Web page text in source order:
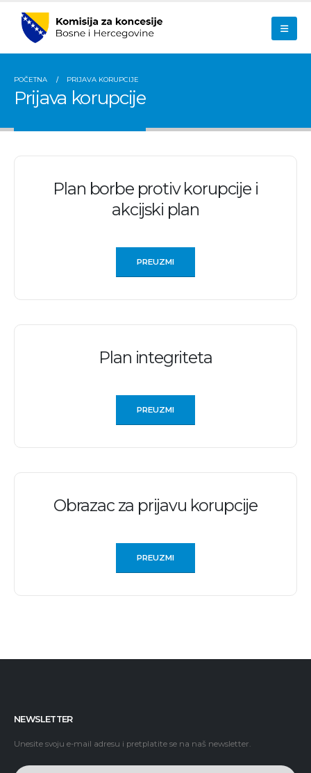
POČETNA PRIJAVA KORUPCIJE
Prijava korupcije
Plan borbe protiv korupcije i
akcijski plan
PREUZMI
Plan integriteta
PREUZMI
Obrazac za prijavu korupcije
PREUZMI
NEWSLETTER
Unesite svoju e-mail adresu i pretplatite se na naš newsletter.